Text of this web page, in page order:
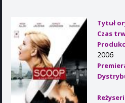
Tytuł
Czas
2006